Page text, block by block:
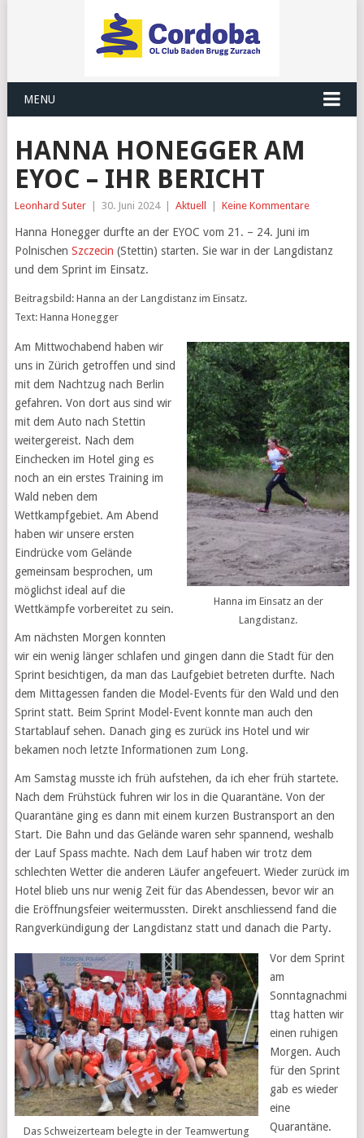
MENU
HANNA HONEGGER AM
EYOC – IHR BERICHT
Leonhard Suter 30. Juni 2024 Aktuell Keine Kommentare
Hanna Honegger durfte an der EYOC vom 21. – 24. Juni im
Polnischen Szczecin (Stettin) starten. Sie war in der Langdistanz
und dem Sprint im Einsatz.
Beitragsbild: Hanna an der Langdistanz im Einsatz.
Text: Hanna Honegger
Hanna im Einsatz an der
Langdistanz.
Am Mittwochabend haben wir
uns in Zürich getroffen und sind
mit dem Nachtzug nach Berlin
gefahren. Von dort aus sind wir
mit dem Auto nach Stettin
weitergereist. Nach dem
Einchecken im Hotel ging es
noch an ein erstes Training im
Wald neben dem
Wettkampfgebiet. Am Abend
haben wir unsere ersten
Eindrücke vom Gelände
gemeinsam besprochen, um
möglichst ideal auf die
Wettkämpfe vorbereitet zu sein.
Am nächsten Morgen konnten
wir ein wenig länger schlafen und gingen dann die Stadt für den
Sprint besichtigen, da man das Laufgebiet betreten durfte. Nach
dem Mittagessen fanden die Model-Events für den Wald und den
Sprint statt. Beim Sprint Model-Event konnte man auch den
Startablauf sehen. Danach ging es zurück ins Hotel und wir
bekamen noch letzte Informationen zum Long.
Am Samstag musste ich früh aufstehen, da ich eher früh startete.
Nach dem Frühstück fuhren wir los in die Quarantäne. Von der
Quarantäne ging es dann mit einem kurzen Bustransport an den
Start. Die Bahn und das Gelände waren sehr spannend, weshalb
der Lauf Spass machte. Nach dem Lauf haben wir trotz dem
schlechten Wetter die anderen Läufer angefeuert. Wieder zurück im
Hotel blieb uns nur wenig Zeit für das Abendessen, bevor wir an
die Eröffnungsfeier weitermussten. Direkt anschliessend fand die
Rangverkündigung der Langdistanz statt und danach die Party.
Das Schweizerteam belegte in der Teamwertung
Vor dem Sprint
am
Sonntagnachmi
ttag hatten wir
einen ruhigen
Morgen. Auch
für den Sprint
gab es wieder
eine
Quarantäne.